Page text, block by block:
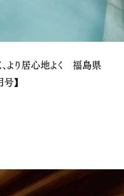
、より居心地よく 福島県
】